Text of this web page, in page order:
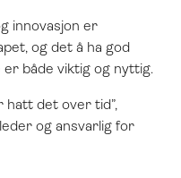
innovasjon er
og det å ha god
både viktig og nyttig.
hatt det over tid”,
og ansvarlig for